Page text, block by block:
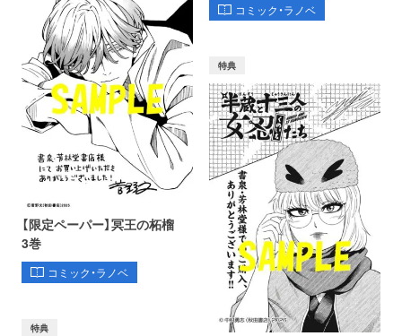
コミック・ラノベ
【限定ペーパー】冥王の柘榴
3巻
コミック・ラノベ
特典
特典